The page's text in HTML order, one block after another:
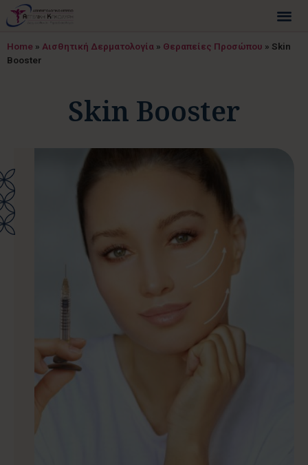
Home » Αισθητική Δερματολογία » Θεραπείες Προσώπου » Skin
Booster
Skin Booster